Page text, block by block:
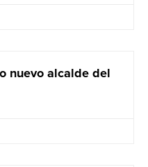
nuevo alcalde del